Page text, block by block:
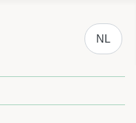
Selecteer
NL